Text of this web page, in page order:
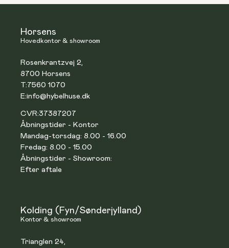
Horsens
Hovedkontor & showroom
Rosenkrantzvej 2,
8700 Horsens
T:7560 1070
E:info@hybelhuse.dk
CVR:37387207
Åbningstider - Kontor
Mandag-torsdag: 8.00 - 16.00
Fredag: 8.00 - 15.00
Åbningstider - Showroom:
Efter aftale
Kolding (Fyn/Sønderjylland)
Kontor & showroom
Trianglen 24,